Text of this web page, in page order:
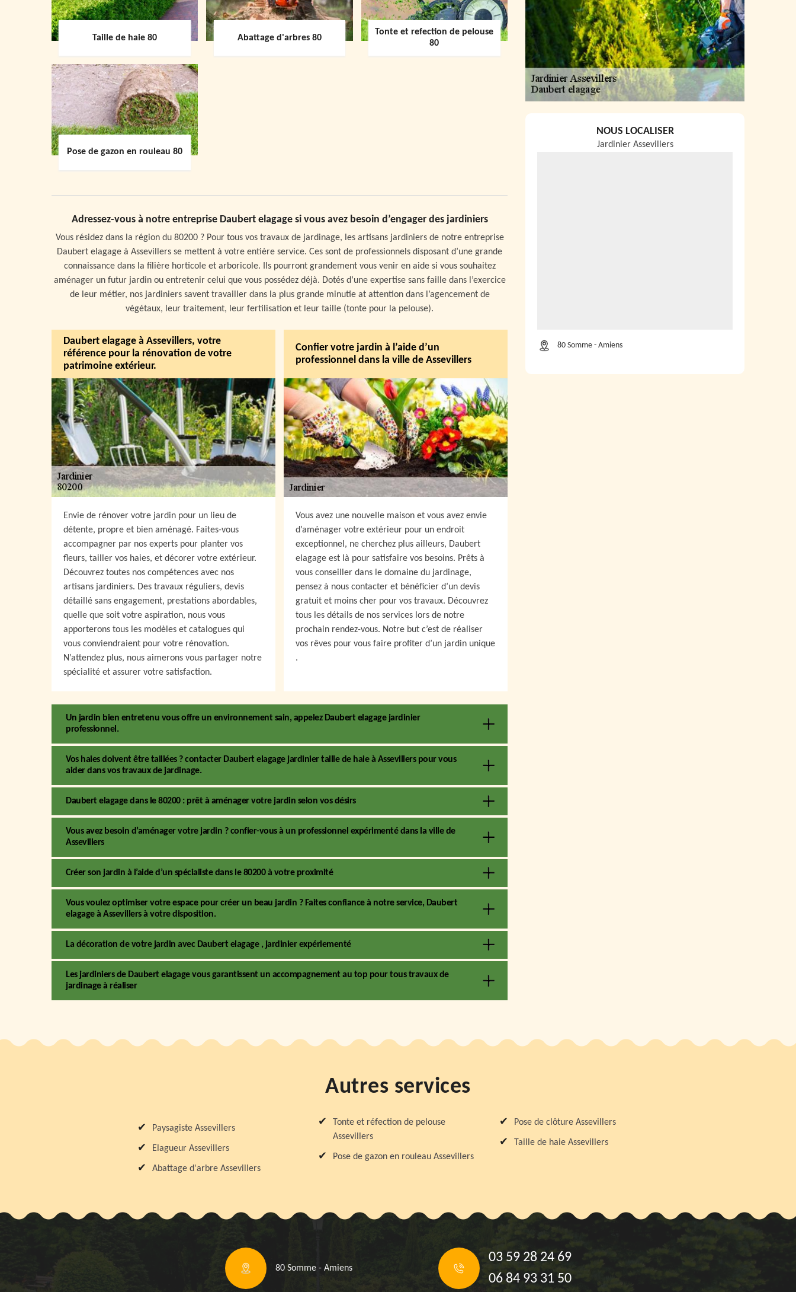
Taille de haie 80 Abattage d'arbres 80
Tonte et refection de pelouse
80
Pose de gazon en rouleau 80
Adressez-vous à notre entreprise Daubert elagage si vous avez besoin d’engager des jardiniers
Vous résidez dans la région du 80200 ? Pour tous vos travaux de jardinage, les artisans jardiniers de notre entreprise
Daubert elagage à Assevillers se mettent à votre entière service. Ces sont de professionnels disposant d’une grande
connaissance dans la filière horticole et arboricole. Ils pourront grandement vous venir en aide si vous souhaitez
aménager un futur jardin ou entretenir celui que vous possédez déjà. Dotés d’une expertise sans faille dans l’exercice
de leur métier, nos jardiniers savent travailler dans la plus grande minutie at attention dans l’agencement de
végétaux, leur traitement, leur fertilisation et leur taille (tonte pour la pelouse).
Daubert elagage à Assevillers, votre
référence pour la rénovation de votre
patrimoine extérieur.
Envie de rénover votre jardin pour un lieu de
détente, propre et bien aménagé. Faites-vous
accompagner par nos experts pour planter vos
fleurs, tailler vos haies, et décorer votre extérieur.
Découvrez toutes nos compétences avec nos
artisans jardiniers. Des travaux réguliers, devis
détaillé sans engagement, prestations abordables,
quelle que soit votre aspiration, nous vous
apporterons tous les modèles et catalogues qui
vous conviendraient pour votre rénovation.
N’attendez plus, nous aimerons vous partager notre
spécialité et assurer votre satisfaction.
Confier votre jardin à l’aide d’un
professionnel dans la ville de Assevillers
Vous avez une nouvelle maison et vous avez envie
d’aménager votre extérieur pour un endroit
exceptionnel, ne cherchez plus ailleurs, Daubert
elagage est là pour satisfaire vos besoins. Prêts à
vous conseiller dans le domaine du jardinage,
pensez à nous contacter et bénéficier d’un devis
gratuit et moins cher pour vos travaux. Découvrez
tous les détails de nos services lors de notre
prochain rendez-vous. Notre but c’est de réaliser
vos rêves pour vous faire profiter d’un jardin unique
.
Un jardin bien entretenu vous offre un environnement sain, appelez Daubert elagage jardinier
professionnel.
Vos haies doivent être taillées ? contacter Daubert elagage jardinier taille de haie à Assevillers pour vous
aider dans vos travaux de jardinage.
Daubert elagage dans le 80200 : prêt à aménager votre jardin selon vos désirs
Vous avez besoin d’aménager votre jardin ? confier-vous à un professionnel expérimenté dans la ville de
Assevillers
Créer son jardin à l’aide d’un spécialiste dans le 80200 à votre proximité
Vous voulez optimiser votre espace pour créer un beau jardin ? Faites confiance à notre service, Daubert
elagage à Assevillers à votre disposition.
La décoration de votre jardin avec Daubert elagage , jardinier expériementé
Les jardiniers de Daubert elagage vous garantissent un accompagnement au top pour tous travaux de
jardinage à réaliser
NOUS LOCALISER
Jardinier Assevillers
80 Somme - Amiens
Autres services
Paysagiste Assevillers
Elagueur Assevillers
Abattage d'arbre Assevillers
Tonte et réfection de pelouse
Assevillers
Pose de gazon en rouleau Assevillers
Pose de clôture Assevillers
Taille de haie Assevillers
80 Somme - Amiens
03 59 28 24 69
06 84 93 31 50